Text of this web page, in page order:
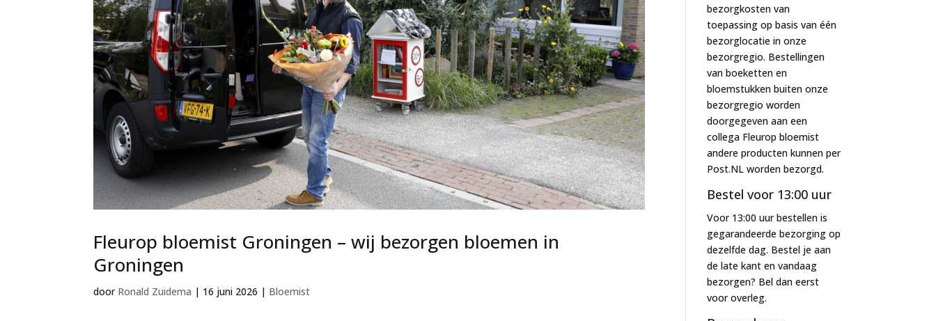
Fleurop bloemist Groningen – wij bezorgen bloemen in
Groningen
door Ronald Zuidema | 16 juni 2026 | Bloemist
bezorgkosten van
toepassing op basis van één
bezorglocatie in onze
bezorgregio. Bestellingen
van boeketten en
bloemstukken buiten onze
bezorgregio worden
doorgegeven aan een
collega Fleurop bloemist
andere producten kunnen per
Post.NL worden bezorgd.
Bestel voor 13:00 uur
Voor 13:00 uur bestellen is
gegarandeerde bezorging op
dezelfde dag. Bestel je aan
de late kant en vandaag
bezorgen? Bel dan eerst
voor overleg.